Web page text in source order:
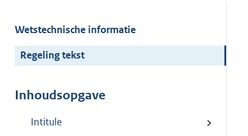
Wetstechnische informatie
Regeling tekst
Inhoudsopgave
Intitule